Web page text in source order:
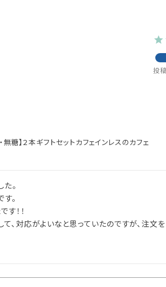
糖】２本ギフトセットカフェインレスのカフェ
投
。
。
す！！
、対応がよいなと思っていたのですが、注文